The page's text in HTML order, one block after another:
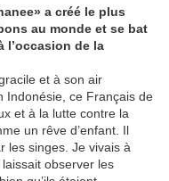
a créé le plus
au monde et se bat
l’occasion de la
et à son air
Indonésie, ce Français de
et à la lutte contre la
un rêve d’enfant. Il
les singes. Je vivais à
observer les